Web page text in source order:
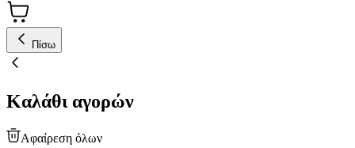
Πίσω
Καλάθι αγορών
Αφαίρεση όλων